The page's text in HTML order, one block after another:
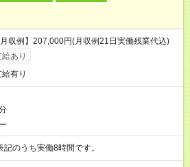
収例】207,000円(月収例21日実働残業代込)
あり
有り
17:00 ※表記のうち実働8時間です。